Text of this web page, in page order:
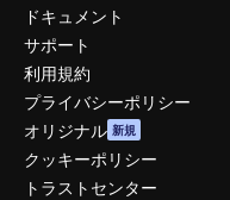
ドキュメント
サポート
利用規約
プライバシーポリシー
オリジナル 新規
クッキーポリシー
トラストセンター